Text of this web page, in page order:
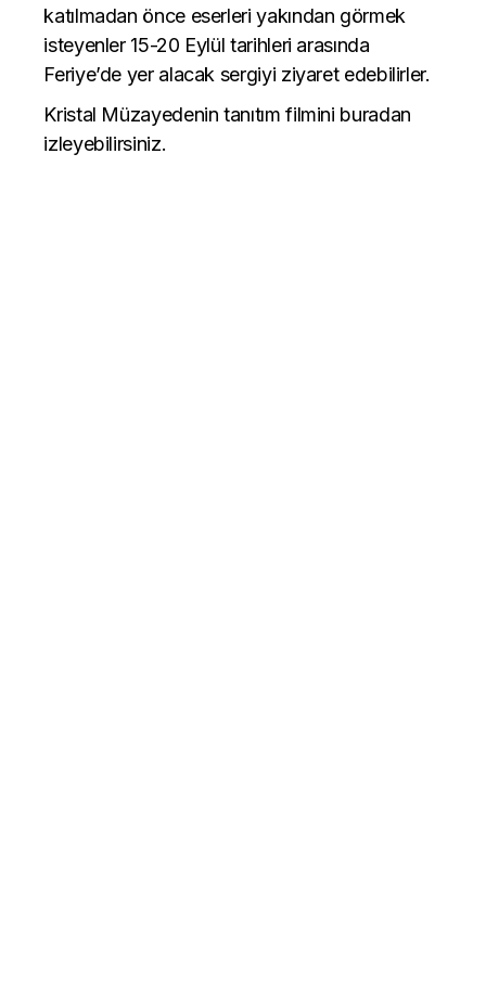
katılmadan önce eserleri yakından görmek
isteyenler 15-20 Eylül tarihleri arasında
Feriye’de yer alacak sergiyi ziyaret edebilirler.
Kristal Müzayedenin tanıtım filmini buradan
izleyebilirsiniz.